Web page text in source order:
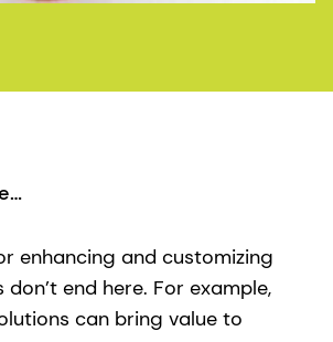
enhancing and customizing
end here. For example,
can bring value to